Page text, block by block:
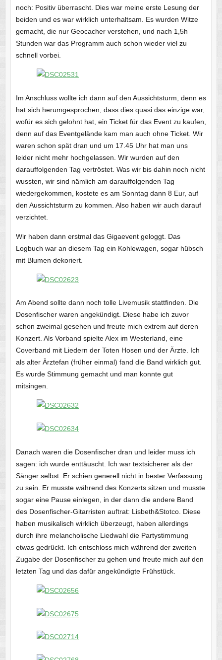
noch: Positiv überrascht. Dies war meine erste Lesung der
beiden und es war wirklich unterhaltsam. Es wurden Witze
gemacht, die nur Geocacher verstehen, und nach 1,5h
Stunden war das Programm auch schon wieder viel zu
schnell vorbei.
Im Anschluss wollte ich dann auf den Aussichtsturm, denn es
hat sich herumgesprochen, dass dies quasi das einzige war,
wofür es sich gelohnt hat, ein Ticket für das Event zu kaufen,
denn auf das Eventgelände kam man auch ohne Ticket. Wir
waren schon spät dran und um 17.45 Uhr hat man uns
leider nicht mehr hochgelassen. Wir wurden auf den
darauffolgenden Tag vertröstet. Was wir bis dahin noch nicht
wussten, wir sind nämlich am darauffolgenden Tag
wiedergekommen, kostete es am Sonntag dann 8 Eur, auf
den Aussichtsturm zu kommen. Also haben wir auch darauf
verzichtet.
Wir haben dann erstmal das Gigaevent geloggt. Das
Logbuch war an diesem Tag ein Kohlewagen, sogar hübsch
mit Blumen dekoriert.
Am Abend sollte dann noch tolle Livemusik stattfinden. Die
Dosenfischer waren angekündigt. Diese habe ich zuvor
schon zweimal gesehen und freute mich extrem auf deren
Konzert. Als Vorband spielte Alex im Westerland, eine
Coverband mit Liedern der Toten Hosen und der Ärzte. Ich
als alter Ärztefan (früher einmal) fand die Band wirklich gut.
Es wurde Stimmung gemacht und man konnte gut
mitsingen.
Danach waren die Dosenfischer dran und leider muss ich
sagen: ich wurde enttäuscht. Ich war textsicherer als der
Sänger selbst. Er schien generell nicht in bester Verfassung
zu sein. Er musste während des Konzerts sitzen und musste
sogar eine Pause einlegen, in der dann die andere Band
des Dosenfischer-Gitarristen auftrat: Lisbeth&Stotco. Diese
haben musikalisch wirklich überzeugt, haben allerdings
durch ihre melancholische Liedwahl die Partystimmung
etwas gedrückt. Ich entschloss mich während der zweiten
Zugabe der Dosenfischer zu gehen und freute mich auf den
letzten Tag und das dafür angekündigte Frühstück.